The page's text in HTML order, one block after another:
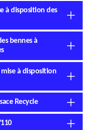
à disposition des
bennes à
à disposition
Recycle